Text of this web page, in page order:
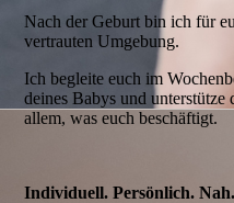
Nach der Geburt bin ich für
vertrauten Umgebung.
Ich begleite euch im
deines Babys und
allem, was euch beschäftigt.
Individuell. Persönlich. Nah.